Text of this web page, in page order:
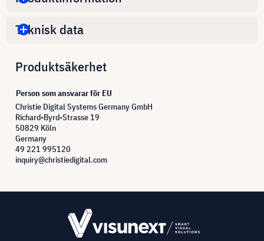
Teknisk data
Produktsäkerhet
Person som ansvarar för EU
Christie Digital Systems Germany GmbH
Richard-Byrd-Strasse 19
50829 Köln
Germany
49 221 995120
inquiry@christiedigital.com